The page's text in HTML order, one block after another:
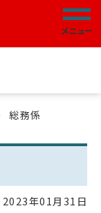
メニュー
総務係
2023年01月31日